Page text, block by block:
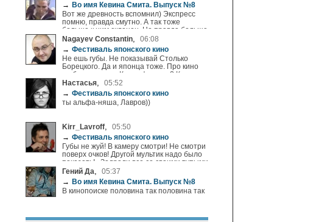
→
Во имя Кевина Смита. Выпуск №8
Вот же древность вспомнил) Экспресс
помню, правда смутно. А так тоже
больше к ним склонен. Но правда больше
к добрым) дядюшка Миядзаки очень
мною почитаем)
Nagayev Constantin
06:08
→ Фестиваль японского кино
Не ешь губы. Не показывай Столько
Борецкого. Да и японца тоже. Про кино
не было ничего. Какие фильмы? Какие
режиссеры? Будет ли что из фильмов
Китано?Ну хоть кукурузки поела....
Настасья, 05:52
→ Фестиваль японского кино
ты альфа-няша, Лавров))
Kirr_Lavroff, 05:50
→ Фестиваль японского кино
Губы не жуй! В камеру смотри! Не смотри
поверх очков! Другой мультик надо было
показать!.. Задрали все со своими тупыми
поучениями! Сами бы что-нибудь
сделали! А никто и не заметил, что
Хассельхофф на 1.02-2.07 не такой уж и
здоровый и волосы у него перекрашены!
Гений Да
05:37
→ Во имя Кевина Смита. Выпуск №8
В кинопоиске половина так половина так